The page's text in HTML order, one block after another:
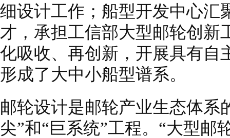
细设计工作；船型开发中心汇
才，承担工信部大型邮轮创新
化吸收、再创新，开展具有自
形成了大中小船型谱系。
邮轮设计是邮轮产业生态体系
尖”和“巨系统”工程。“大型邮